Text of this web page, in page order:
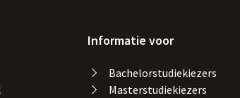
Informatie voor
Bachelorstudiekiezers
Masterstudiekiezers